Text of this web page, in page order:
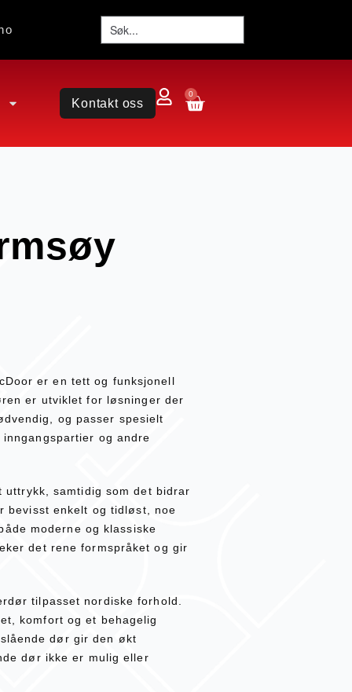
Kontakt oss
0
er en tett og funksjonell
er utviklet for løsninger der
og passer spesielt
og andre
samtidig som det bidrar
bevisst enkelt og tidløst, noe
moderne og klassiske
det rene formspråket og gir
tilpasset nordiske forhold.
komfort og et behagelig
dør gir den økt
dør ikke er mulig eller